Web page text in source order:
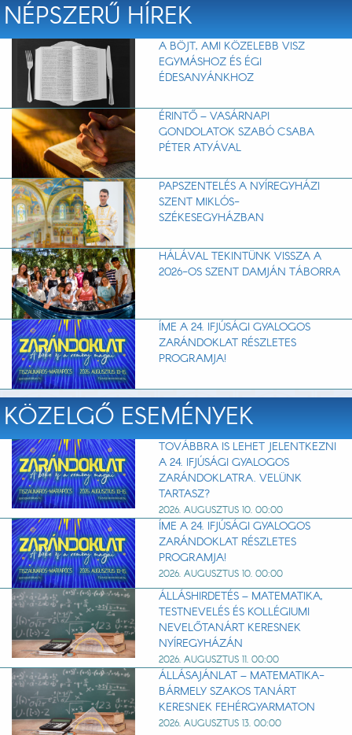
NÉPSZERŰ HÍREK
A BÖJT, AMI KÖZELEBB VISZ
EGYMÁSHOZ ÉS ÉGI
ÉDESANYÁNKHOZ
ÉRINTŐ – VASÁRNAPI
GONDOLATOK SZABÓ CSABA
PÉTER ATYÁVAL
PAPSZENTELÉS A NYÍREGYHÁZI
SZENT MIKLÓS-
SZÉKESEGYHÁZBAN
HÁLÁVAL TEKINTÜNK VISSZA A
2026-OS SZENT DAMJÁN TÁBORRA
ÍME A 24. IFJÚSÁGI GYALOGOS
ZARÁNDOKLAT RÉSZLETES
PROGRAMJA!
KÖZELGŐ ESEMÉNYEK
TOVÁBBRA IS LEHET JELENTKEZNI
A 24. IFJÚSÁGI GYALOGOS
ZARÁNDOKLATRA. VELÜNK
TARTASZ?
2026. AUGUSZTUS 10. 00:00
ÍME A 24. IFJÚSÁGI GYALOGOS
ZARÁNDOKLAT RÉSZLETES
PROGRAMJA!
2026. AUGUSZTUS 10. 00:00
ÁLLÁSHIRDETÉS – MATEMATIKA,
TESTNEVELÉS ÉS KOLLÉGIUMI
NEVELŐTANÁRT KERESNEK
NYÍREGYHÁZÁN
2026. AUGUSZTUS 11. 00:00
ÁLLÁSAJÁNLAT – MATEMATIKA-
BÁRMELY SZAKOS TANÁRT
KERESNEK FEHÉRGYARMATON
2026. AUGUSZTUS 13. 00:00